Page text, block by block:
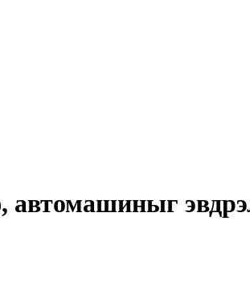
автомашиныг